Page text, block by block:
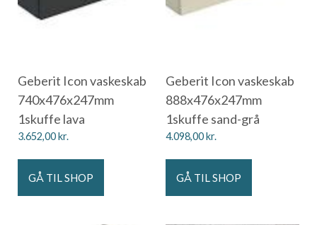
Geberit Icon vaskeskab
740x476x247mm
1skuffe lava
3.652,00kr.
GÅ TIL SHOP
Geberit Icon vaskeskab
888x476x247mm
1skuffe sand-grå
4.098,00kr.
GÅ TIL SHOP